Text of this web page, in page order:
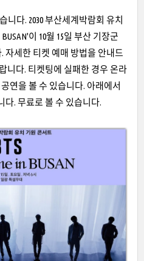
니다. 2030 부산세계박람회 유치
이 10월 15일 부산 기장군
자세한 티켓 예매 방법을 안내드
니다. 티켓팅에 실패한 경우 온라
연을 볼 수 있습니다. 아래에서
다. 무료로 볼 수 있습니다.